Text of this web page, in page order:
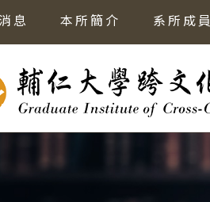
息 本所簡介 系所成員